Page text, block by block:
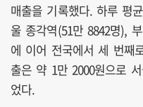
매출을 기록했다. 하루 평
울 종각역(51만 8842명),
에 이어 전국에서 세 번째
출은 약 1만 2000원으로
었다.